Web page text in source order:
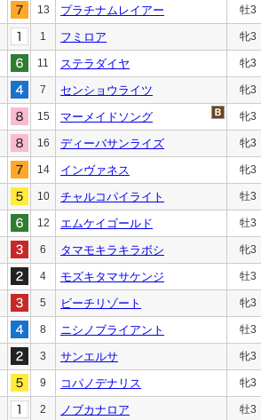
13 プラチナムレイアー 牡3
1 フミロア 牝3
11 ステラダイヤ 牝3
7 センショウライツ 牝3
15 マーメイドソング 牝3
16 ディーバサンライズ 牝3
14 インヴァネス 牝3
10 チャルコパイライト 牡3
12 エムケイゴールド 牡3
6 タマモキラキラボシ 牝3
4 モズキタマサケンジ 牡3
5 ビーチリゾート 牝3
8 ニシノブライアント 牡3
3 サンエルサ 牝3
9 コパノデナリス 牝3
2 ノブカナロア 牡3